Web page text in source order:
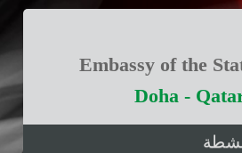
Embassy of the
Doha -